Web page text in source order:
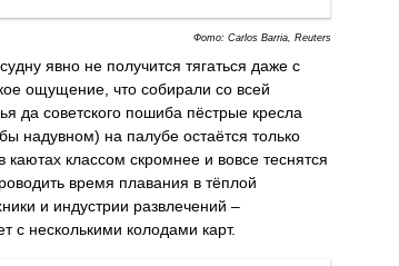
Фото: Carlos Barria, Reuters
явно не получится тягаться даже с
ощущение, что собирали со всей
да советского пошиба пёстрые кресла
надувном) на палубе остаётся только
каютах классом скромнее и вовсе теснятся
время плавания в тёплой
и индустрии развлечений –
с несколькими колодами карт.